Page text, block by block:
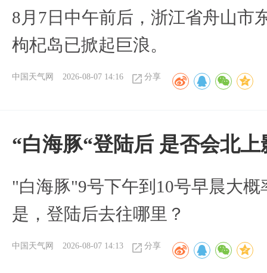
8月7日中午前后，浙江省舟山市
枸杞岛已掀起巨浪。
中国天气网 2026-08-07 14:16 分享
“白海豚“登陆后 是否会北
"白海豚"9号下午到10号早晨大
是，登陆后去往哪里？
中国天气网 2026-08-07 14:13 分享